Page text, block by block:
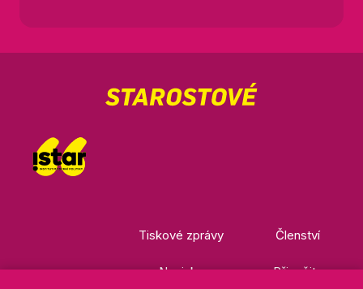
Tiskové zprávy
Novinky
Členství
Přispějte